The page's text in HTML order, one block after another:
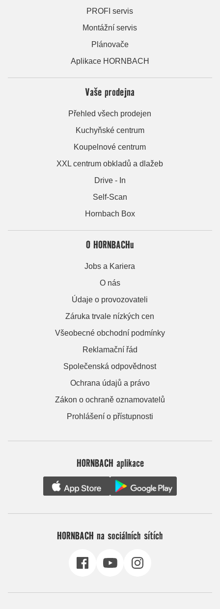
PROFI servis
Montážní servis
Plánovače
Aplikace HORNBACH
Vaše prodejna
Přehled všech prodejen
Kuchyňské centrum
Koupelnové centrum
XXL centrum obkladů a dlažeb
Drive - In
Self-Scan
Hornbach Box
O HORNBACHu
Jobs a Kariera
O nás
Údaje o provozovateli
Záruka trvale nízkých cen
Všeobecné obchodní podmínky
Reklamační řád
Společenská odpovědnost
Ochrana údajů a právo
Zákon o ochraně oznamovatelů
Prohlášení o přístupnosti
HORNBACH aplikace
HORNBACH na sociálních sítích